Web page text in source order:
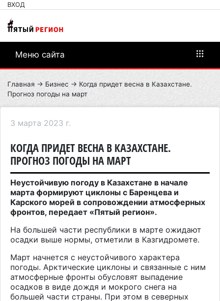
ВХОД
Меню сайта
Главная → Бизнес → Когда придет весна в Казахстане.
Прогноз погоды на март
3 марта 2023 г.
КОГДА ПРИДЕТ ВЕСНА В КАЗАХСТАНЕ.
ПРОГНОЗ ПОГОДЫ НА МАРТ
Неустойчивую погоду в Казахстане в начале
марта формируют циклоны с Баренцева и
Карского морей в сопровождении атмосферных
фронтов, передает «Пятый регион».
На большей части республики в марте ожидают
осадки выше нормы, отметили в Казгидромете.
Март начнется с неустойчивого характера
погоды. Арктические циклоны и связанные с ним
атмосферные фронты обусловят выпадение
осадков в виде дождя и мокрого снега на
большей части страны. При этом в северных